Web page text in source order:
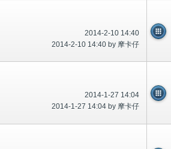
2014-2-10 14:40
2014-2-10 14:40 by 摩卡仔
2014-1-27 14:04
2014-1-27 14:04 by 摩卡仔